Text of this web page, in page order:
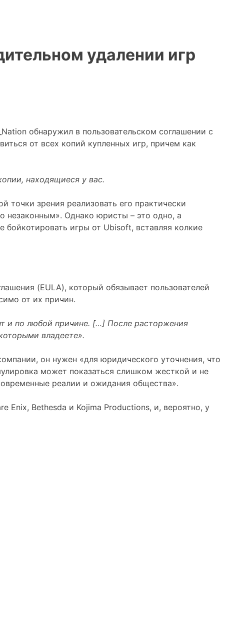
удалении игр
обнаружил в пользовательском соглашении с
от всех копий купленных игр, причем как
находящиеся у вас.
зрения реализовать его практически
незаконным». Однако юристы – это одно, а
бойкотировать игры от Ubisoft, вставляя колкие
(EULA), который обязывает пользователей
от их причин.
и по любой причине. […] После расторжения
владеете».
он нужен «для юридического уточнения, что
может показаться слишком жесткой и не
реалии и ожидания общества».
Enix, Bethesda и Kojima Productions, и, вероятно, у